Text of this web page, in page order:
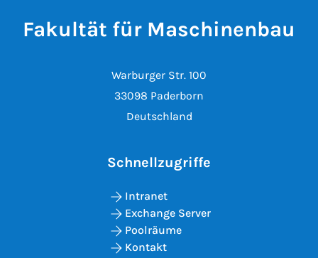
Fakultät für Maschinenbau
Warburger Str. 100
33098 Paderborn
Deutschland
Schnellzugriffe
Intranet
Exchange Server
Poolräume
Kontakt